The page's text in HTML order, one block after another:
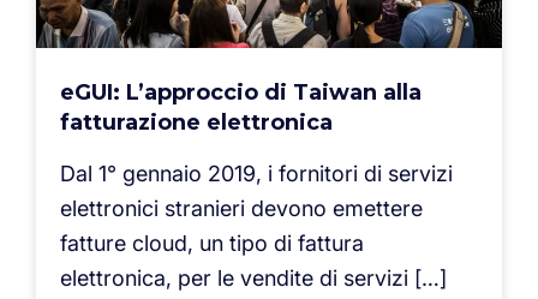
eGUI: L’approccio di Taiwan alla
fatturazione elettronica
Dal 1° gennaio 2019, i fornitori di servizi
elettronici stranieri devono emettere
fatture cloud, un tipo di fattura
elettronica, per le vendite di servizi […]